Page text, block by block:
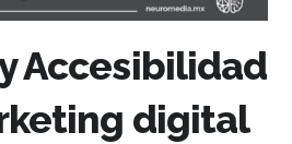
Accesibilidad
digital